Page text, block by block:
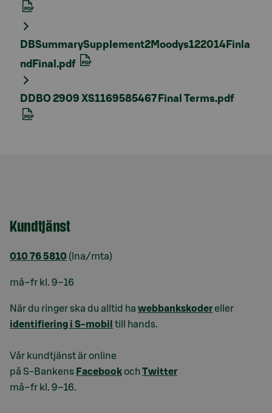
DBSummarySupplement2Moodys122014Finla
ndFinal.pdf
DDBO 2909 XS1169585467 Final Terms.pdf
Kundtjänst
010 76 5810 (lna/mta)
må–fr kl. 9–16
När du ringer ska du alltid ha webbankskodereller
identifiering i S-mobil till hands.
Vår kundtjänst är online
på S-Bankens FacebookochTwitter
må–fr kl. 9–16.